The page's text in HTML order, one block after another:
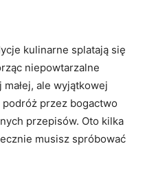
kulinarne splatają się
niepowtarzalne
ale wyjątkowej
podróż przez bogactwo
przepisów. Oto kilka
musisz spróbować